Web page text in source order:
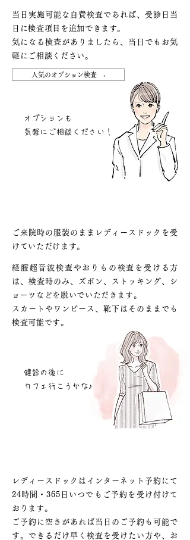
当日実施可能な自費検査であれば、受診日当
日に検査項目を追加できます。
気になる検査がありましたら、当日でもお気
軽にご相談ください。
人気のオプション検査 ›
オプションも
気軽にご相談ください！
ご来院時の服装のままレディースドックを受
けていただけます。
経腟超音波検査やおりもの検査を受ける方
は、検査時のみ、ズボン、ストッキング、シ
ョーツなどを脱いでいただきます。
スカートやワンピース、靴下はそのままでも
検査可能です。
健診の後に
カフェ行こうかな♪
レディースドックはインターネット予約にて
24時間・365日いつでもご予約を受け付けて
おります。
ご予約に空きがあれば当日のご予約も可能で
す。できるだけ早く検査を受けたい方や、お